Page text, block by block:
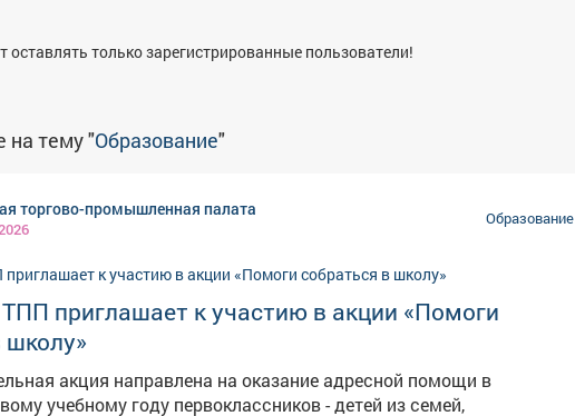
оставлять только зарегистрированные пользователи!
на тему "Образование"
торгово-промышленная палата Образование
приглашает к участию в акции «Помоги
школу»
акция направлена на оказание адресной помощи в
учебному году первоклассников - детей из семей,